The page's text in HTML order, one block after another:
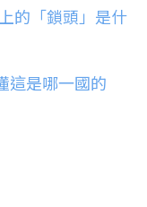
的「鎖頭」是什
這是哪一國的